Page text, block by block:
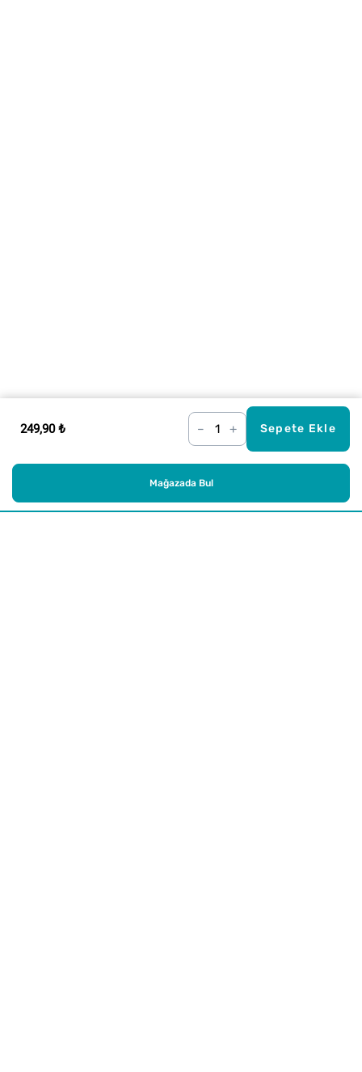
249,90 ₺ – + Sepete Ekle
Mağazada Bul